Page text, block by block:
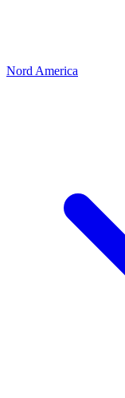
Nord America